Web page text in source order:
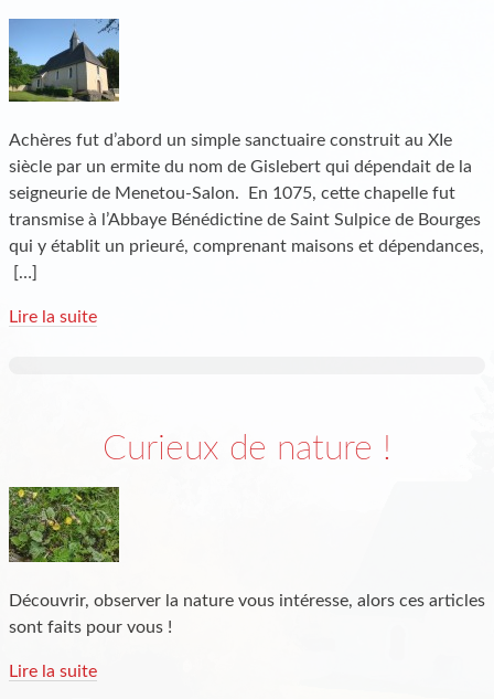
Achères fut d’abord un simple sanctuaire construit au XIe
siècle par un ermite du nom de Gislebert qui dépendait de la
seigneurie de Menetou-Salon. En 1075, cette chapelle fut
transmise à l’Abbaye Bénédictine de Saint Sulpice de Bourges
qui y établit un prieuré, comprenant maisons et dépendances,
[…]
Lire la suite
Curieux de nature !
Découvrir, observer la nature vous intéresse, alors ces articles
sont faits pour vous !
Lire la suite